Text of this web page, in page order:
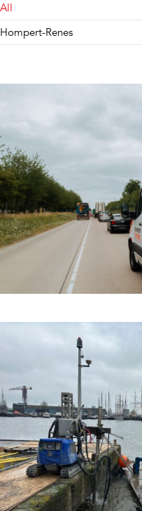
All
Hompert-Renes